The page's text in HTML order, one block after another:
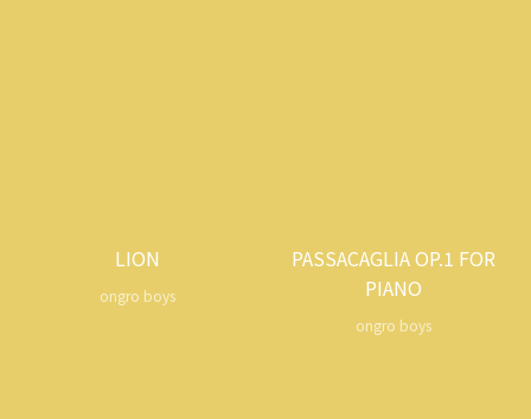
LION
ongro boys
PASSACAGLIA OP.1 FOR
PIANO
ongro boys